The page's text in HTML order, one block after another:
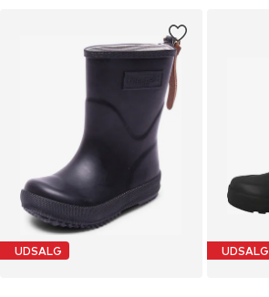
UDSALG UDSALG